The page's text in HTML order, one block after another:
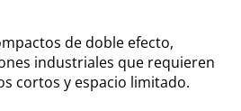
de doble efecto,
industriales que requieren
cortos y espacio limitado.